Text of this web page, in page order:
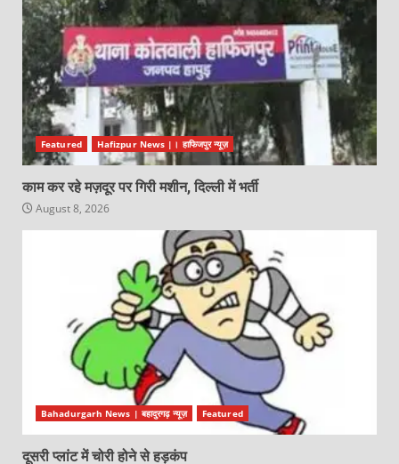
Featured Hafizpur News |। हाफिजपुर न्यूज़
काम कर रहे मज़दूर पर गिरी मशीन, दिल्ली में भर्ती
August 8, 2026
Bahadurgarh News | बहादुरगढ़ न्यूज़ Featured
दूसरी प्लांट में चोरी होने से हड़कंप